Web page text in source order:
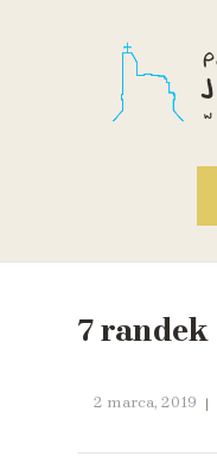
7 randek
2 marca, 2019